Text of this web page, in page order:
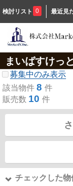
検討リスト 0 最近見
まいばすけっ
募集中のみ表示
該当物件 8 件
販売数 10 件
チェックした